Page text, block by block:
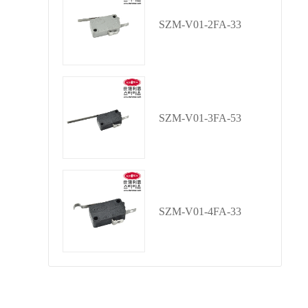
SZM-V01-2FA-33
SZM-V01-3FA-53
SZM-V01-4FA-33